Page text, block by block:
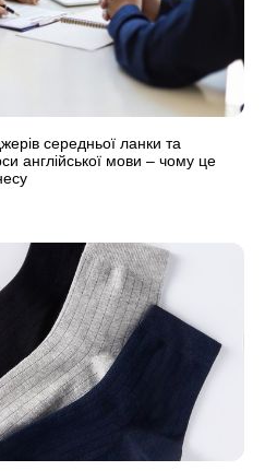
середньої ланки та
англійської мови – чому це